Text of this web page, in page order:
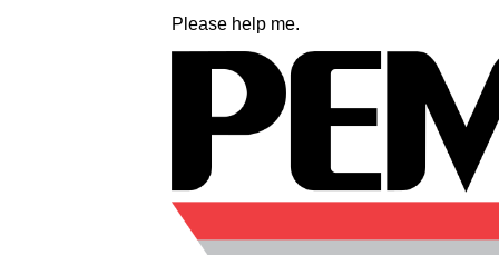
Please help me.